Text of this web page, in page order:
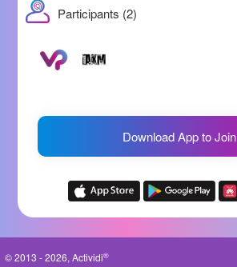
Participants (2)
Download App to Join
© 2013 - 2026, Actividi®